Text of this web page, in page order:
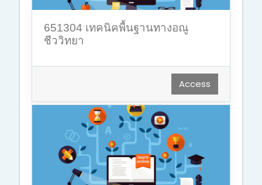
651304 เทคนิคพื้นฐานทางอณู
ชีววิทยา
Access